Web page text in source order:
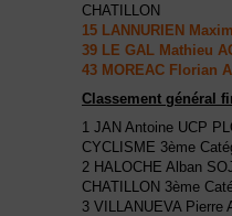
CHATILLON
15 LANNURIEN
39 LE GAL Mathieu
43 MOREAC Florian
Classement général
1 JAN Antoine UCP
CYCLISME 3ème
2 HALOCHE Alban
CHATILLON 3ème
3 VILLANUEVA Pierre